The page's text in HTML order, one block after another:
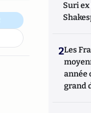
Suri
2Les
année
grand